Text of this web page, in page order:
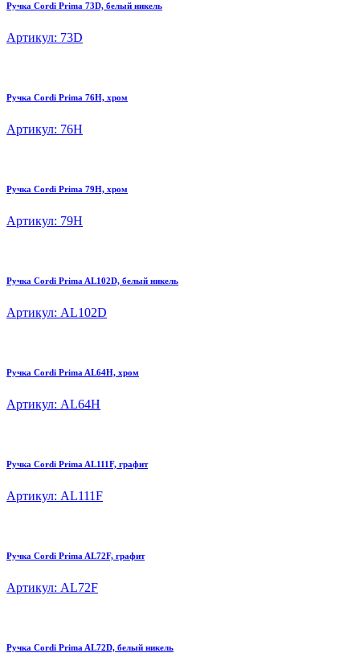
Ручка Cordi Prima 73D, белый никель
Артикул: 73D
Ручка Cordi Prima 76H, хром
Артикул: 76H
Ручка Cordi Prima 79H, хром
Артикул: 79H
Ручка Cordi Prima AL102D, белый никель
Артикул: AL102D
Ручка Cordi Prima AL64H, хром
Артикул: AL64H
Ручка Cordi Prima AL111F, графит
Артикул: AL111F
Ручка Cordi Prima AL72F, графит
Артикул: AL72F
Ручка Cordi Prima AL72D, белый никель